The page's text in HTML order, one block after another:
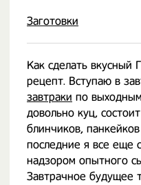
Заготовки
Как сделать вкусный
рецепт. Вступаю в
завтраки по
довольно куц,
блинчиков,
последние я все еще
надзором опытного
Завтрачное будущее